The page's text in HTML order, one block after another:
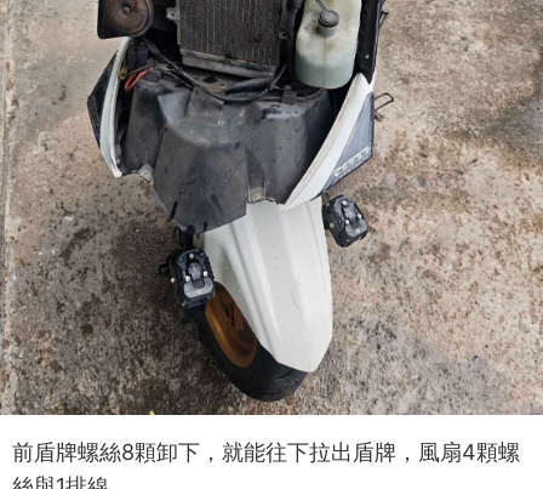
前盾牌螺絲8顆卸下，就能往下拉出盾牌，風扇4顆螺